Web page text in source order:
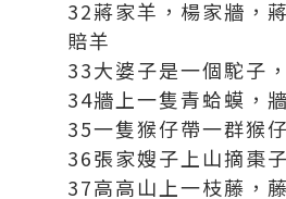
32蔣家羊，楊家牆，
賠羊
33大婆子是一個駝子
34牆上一隻青蛤蟆，
35一隻猴仔帶一群猴
36張家嫂子上山摘棗
37高高山上一枝藤，